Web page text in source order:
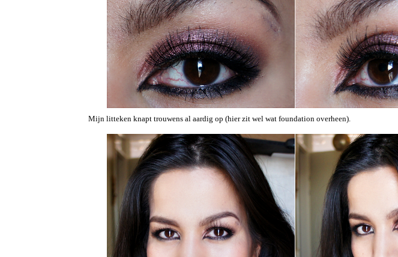
Mijn litteken knapt trouwens al aardig op (hier zit wel wat foundation overheen).